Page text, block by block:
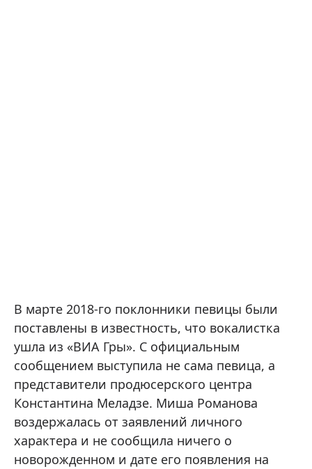
В марте 2018-го поклонники певицы были
поставлены в известность, что вокалистка
ушла из «ВИА Гры». С официальным
сообщением выступила не сама певица, а
представители продюсерского центра
Константина Меладзе. Миша Романова
воздержалась от заявлений личного
характера и не сообщила ничего о
новорожденном и дате его появления на